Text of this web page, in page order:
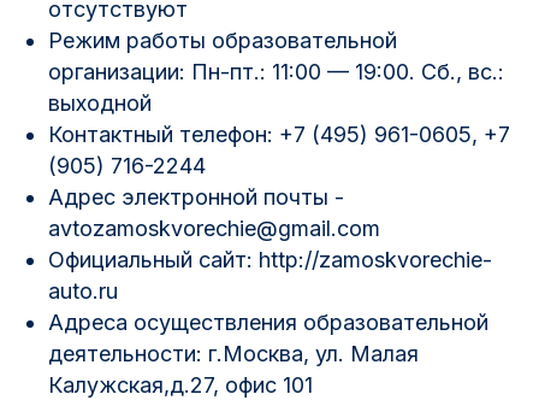
отсутствуют
Режим работы образовательной
организации: Пн-пт.: 11:00 — 19:00. Сб., вс.:
выходной
Контактный телефон: +7 (495) 961-0605, +7
(905) 716-2244
Адрес электронной почты -
avtozamoskvorechie@gmail.com
Официальный сайт: http://zamoskvorechie-
auto.ru
Адреса осуществления образовательной
деятельности: г.Москва, ул. Малая
Калужская,д.27, офис 101